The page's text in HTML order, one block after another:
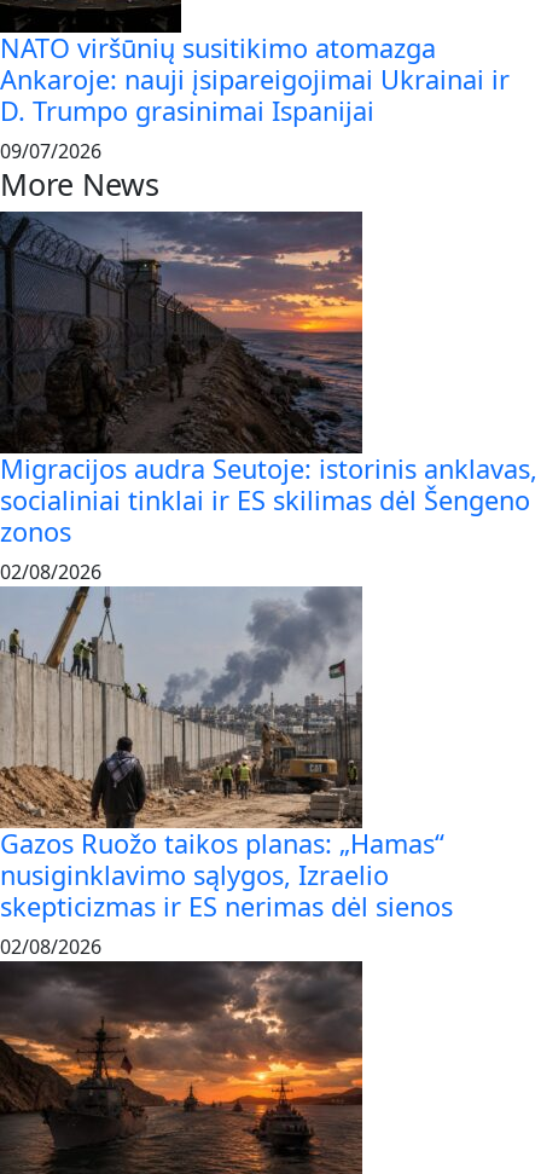
NATO viršūnių susitikimo atomazga
Ankaroje: nauji įsipareigojimai Ukrainai ir
D. Trumpo grasinimai Ispanijai
09/07/2026
More News
Migracijos audra Seutoje: istorinis anklavas,
socialiniai tinklai ir ES skilimas dėl Šengeno
zonos
02/08/2026
Gazos Ruožo taikos planas: „Hamas“
nusiginklavimo sąlygos, Izraelio
skepticizmas ir ES nerimas dėl sienos
02/08/2026